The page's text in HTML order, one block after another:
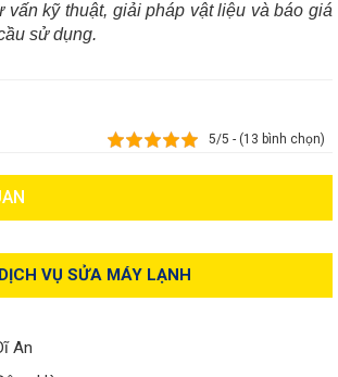
vấn kỹ thuật, giải pháp vật liệu và báo giá
sử dụng.
5/5 - (13 bình chọn)
DỊCH VỤ SỬA MÁY LẠNH
An